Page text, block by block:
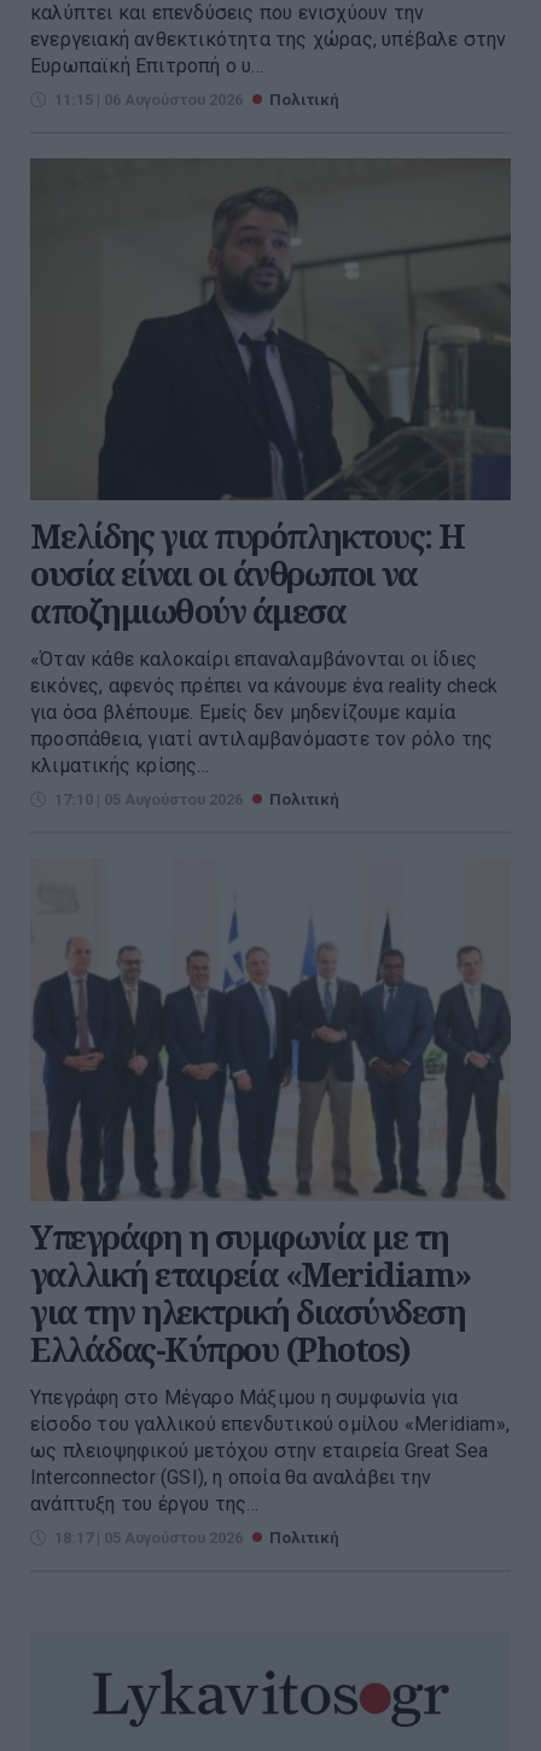
καλύπτει και επενδύσεις που ενισχύουν την
ενεργειακή ανθεκτικότητα της χώρας, υπέβαλε στην
Ευρωπαϊκή Επιτροπή ο υ...
11:15 | 06 Αυγούστου 2026 Πολιτική
Μελίδης για πυρόπληκτους: Η
ουσία είναι οι άνθρωποι να
αποζημιωθούν άμεσα
«Όταν κάθε καλοκαίρι επαναλαμβάνονται οι ίδιες
εικόνες, αφενός πρέπει να κάνουμε ένα reality check
για όσα βλέπουμε. Εμείς δεν μηδενίζουμε καμία
προσπάθεια, γιατί αντιλαμβανόμαστε τον ρόλο της
κλιματικής κρίσης...
17:10 | 05 Αυγούστου 2026 Πολιτική
Υπεγράφη η συμφωνία με τη
γαλλική εταιρεία «Meridiam»
για την ηλεκτρική διασύνδεση
Ελλάδας-Κύπρου (Photos)
Υπεγράφη στο Μέγαρο Μάξιμου η συμφωνία για
είσοδο του γαλλικού επενδυτικού ομίλου «Meridiam»,
ως πλειοψηφικού μετόχου στην εταιρεία Great Sea
Interconnector (GSI), η οποία θα αναλάβει την
ανάπτυξη του έργου της...
18:17 | 05 Αυγούστου 2026 Πολιτική